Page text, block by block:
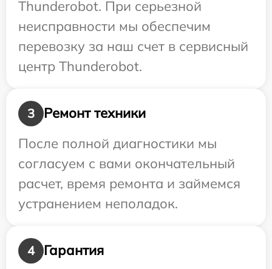
Thunderobot. При серьезной
неисправности мы обеспечим
перевозку за наш счет в сервисный
центр Thunderobot.
3
Ремонт техники
После полной диагностики мы
согласуем с вами окончательный
расчет, время ремонта и займемся
устранением неполадок.
4
Гарантия